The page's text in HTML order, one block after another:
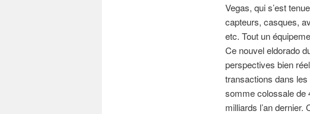
Vegas, qui s’est
capteurs, casques,
etc. Tout un
Ce nouvel eldorado
perspectives bien
transactions dans
somme colossale de
milliards l’an